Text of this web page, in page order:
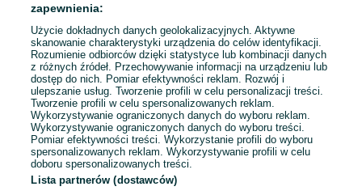
E-mail
Hasło
zapewnienia:
Użycie dokładnych danych geolokalizacyjnych. Aktywne
skanowanie charakterystyki urządzenia do celów identyfikacji.
Rozumienie odbiorców dzięki statystyce lub kombinacji danych
z różnych źródeł. Przechowywanie informacji na urządzeniu lub
dostęp do nich. Pomiar efektywności reklam. Rozwój i
ulepszanie usług. Tworzenie profili w celu personalizacji treści.
Tworzenie profili w celu spersonalizowanych reklam.
Wykorzystywanie ograniczonych danych do wyboru reklam.
Wykorzystywanie ograniczonych danych do wyboru treści.
Pomiar efektywności treści. Wykorzystanie profili do wyboru
spersonalizowanych reklam. Wykorzystywanie profili w celu
doboru spersonalizowanych treści.
Lista partnerów (dostawców)